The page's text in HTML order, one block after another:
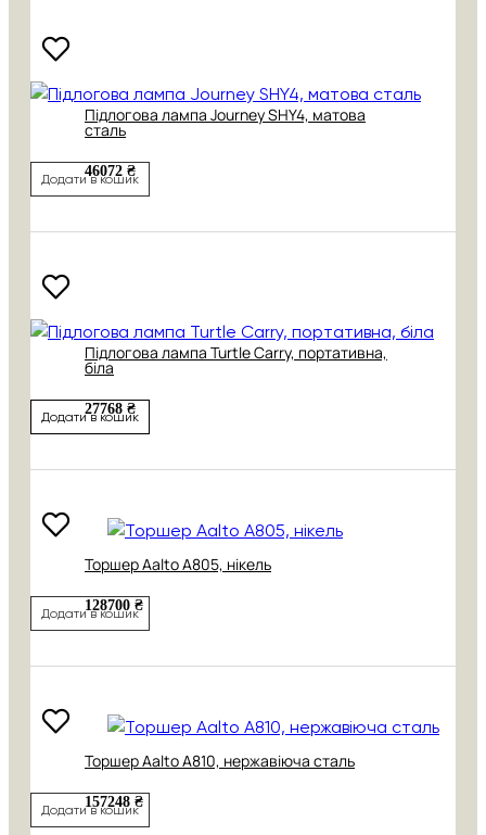
Підлогова лампа Journey SHY4, матова
сталь
46072 ₴
Додати в кошик
Підлогова лампа Turtle Carry, портативна,
біла
27768 ₴
Додати в кошик
Торшер Aalto A805, нікель
128700 ₴
Додати в кошик
Торшер Aalto A810, нержавіюча сталь
157248 ₴
Додати в кошик